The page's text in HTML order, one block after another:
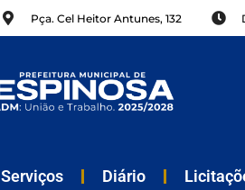
Pça. Cel Heitor Antunes, 132
Serviços Diário